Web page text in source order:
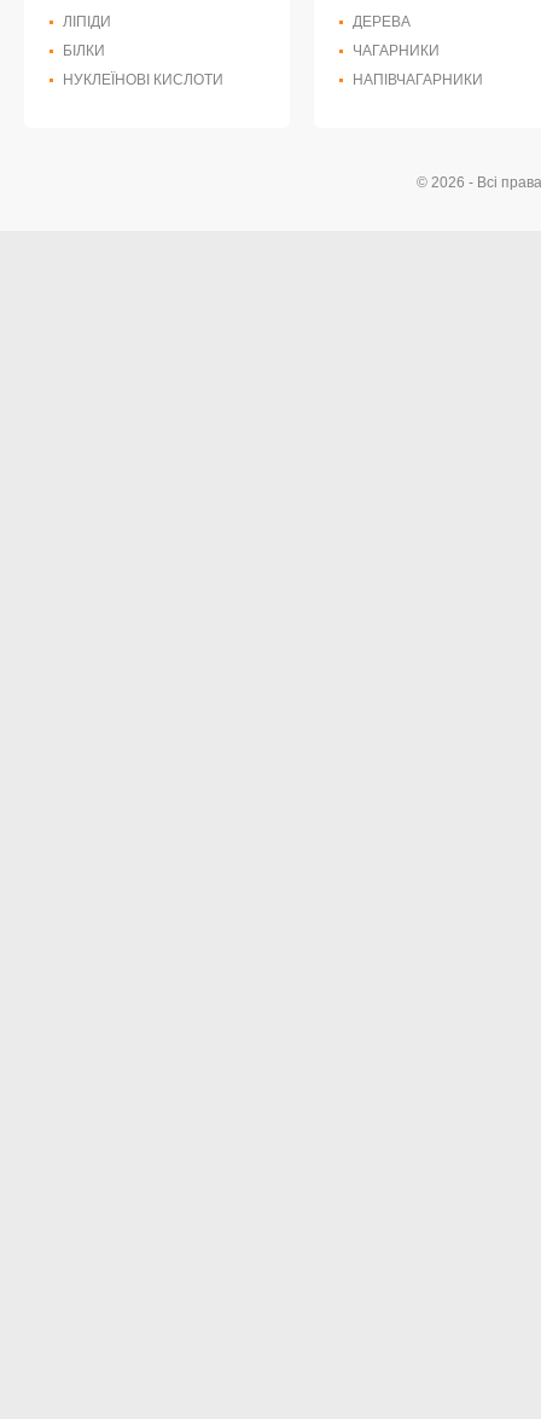
ЛІПІДИ
БІЛКИ
НУКЛЕЇНОВІ КИСЛОТИ
ДЕРЕВА
ЧАГАРНИКИ
НАПІВЧАГАРНИКИ
© 2026 - Всі